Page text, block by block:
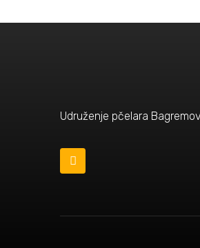
Udruženje pčelara